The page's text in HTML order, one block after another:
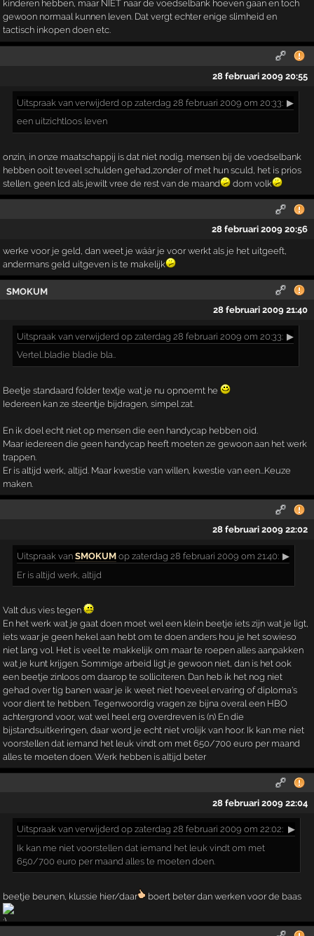
kinderen hebben, maar NIET naar de voedselbank hoeven gaan en toch
gewoon normaal kunnen leven. Dat vergt echter enige slimheid en
tactisch inkopen doen etc.
28 februari 2009 20:55
Uitspraak van verwijderd op zaterdag 28 februari 2009 om 20:33: ▶
een uitzichtloos leven
onzin, in onze maatschappij is dat niet nodig. mensen bij de voedselbank
hebben ooit teveel schulden gehad,zonder of met hun sculd, het is prios
stellen. geen lcd als jewilt vree de rest van de maand
dom volk
28 februari 2009 20:56
werke voor je geld, dan weet je wáár je voor werkt als je het uitgeeft,
andermans geld uitgeven is te makelijk
SMOKUM
28 februari 2009 21:40
Uitspraak van verwijderd op zaterdag 28 februari 2009 om 20:33: ▶
Vertel..bladie bladie bla..
Beetje standaard folder textje wat je nu opnoemt he
Iedereen kan ze steentje bijdragen, simpel zat.
En ik doel echt niet op mensen die een handycap hebben oid.
Maar iedereen die geen handycap heeft moeten ze gewoon aan het werk
trappen.
Er is altijd werk, altijd. Maar kwestie van willen, kwestie van een...Keuze
maken.
28 februari 2009 22:02
Uitspraak vanSMOKUM op zaterdag 28 februari 2009 om 21:40: ▶
Er is altijd werk, altijd
Valt dus vies tegen
En het werk wat je gaat doen moet wel een klein beetje iets zijn wat je ligt,
iets waar je geen hekel aan hebt om te doen anders hou je het sowieso
niet lang vol. Het is veel te makkelijk om maar te roepen alles aanpakken
wat je kunt krijgen. Sommige arbeid ligt je gewoon niet, dan is het ook
een beetje zinloos om daarop te solliciteren. Dan heb ik het nog niet
gehad over tig banen waar je ik weet niet hoeveel ervaring of diploma's
voor dient te hebben. Tegenwoordig vragen ze bijna overal een HBO
achtergrond voor, wat wel heel erg overdreven is (n) En die
bijstandsuitkeringen, daar word je echt niet vrolijk van hoor. Ik kan me niet
voorstellen dat iemand het leuk vindt om met 650/700 euro per maand
alles te moeten doen. Werk hebben is altijd beter
28 februari 2009 22:04
Uitspraak van verwijderd op zaterdag 28 februari 2009 om 22:02: ▶
Ik kan me niet voorstellen dat iemand het leuk vindt om met
650/700 euro per maand alles te moeten doen.
beetje beunen, klussie hier/daar boert beter dan werken voor de baas